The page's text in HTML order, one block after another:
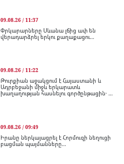
09.08.26 / 11:37
Փրկարարները Սևանա լճից ափ են
վերադարձրել երկու քաղաքացու...
09.08.26 / 11:22
Թուրքիան աջակցում է Հայաստանի և
Ադրբեջանի միջև երկարատև
խաղաղության հասնելու գործընթացին․ ...
09.08.26 / 09:49
Իրանը ներկայացրել է Հորմուզի նեղուցի
բացման պայմանները...